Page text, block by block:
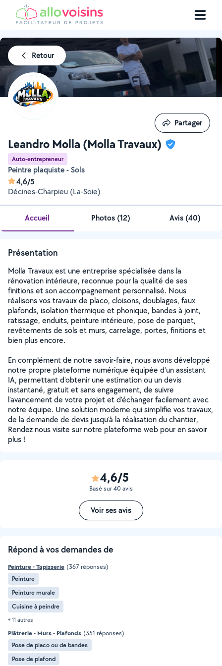
Retour
Leandro Molla (Molla Travaux)
Auto-entrepreneur
Peintre plaquiste - Sols
4,6/5
Décines-Charpieu (La-Soie)
Partager
Partager
Accueil Photos (12) Avis (40)
Présentation
Molla Travaux est une entreprise spécialisée dans la
rénovation intérieure, reconnue pour la qualité de ses
finitions et son accompagnement personnalisé. Nous
réalisons vos travaux de placo, cloisons, doublages, faux
plafonds, isolation thermique et phonique, bandes à joint,
ratissage, enduits, peinture intérieure, pose de parquet,
revêtements de sols et murs, carrelage, portes, finitions et
bien plus encore.
En complément de notre savoir-faire, nous avons développé
notre propre plateforme numérique équipée d'un assistant
IA, permettant d'obtenir une estimation ou un devis
instantané, gratuit et sans engagement, de suivre
l'avancement de votre projet et d'échanger facilement avec
notre équipe. Une solution moderne qui simplifie vos travaux,
de la demande de devis jusqu'à la réalisation du chantier,
Rendez nous visite sur notre plateforme web pour en savoir
plus !
4,6/5
Basé sur 40 avis
Voir ses avis
Répond à vos demandes de
Peinture - Tapisserie (367 réponses)
Peinture
Peinture murale
Cuisine à peindre
+ 11 autres
Plâtrerie - Murs - Plafonds (351 réponses)
Pose de placo ou de bandes
Pose de plafond